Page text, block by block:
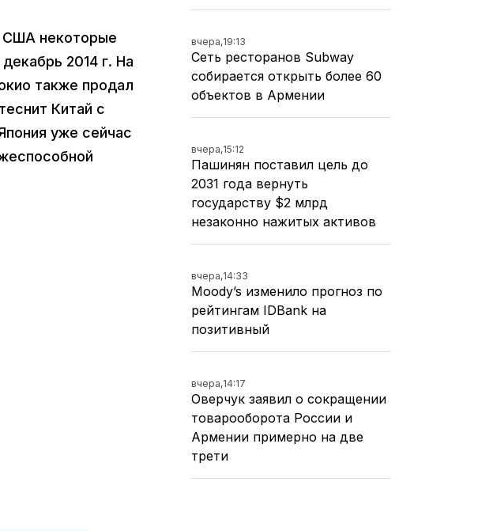
США некоторые
2014 г. На
также продал
Китай с
уже сейчас
вчера,19:13
Сеть ресторанов Subway
собирается открыть более 60
объектов в Армении
вчера,15:12
Пашинян поставил цель до
2031 года вернуть
государству $2 млрд
незаконно нажитых активов
вчера,14:33
Moody’s изменило прогноз по
рейтингам IDBank на
позитивный
вчера,14:17
Оверчук заявил о сокращении
товарооборота России и
Армении примерно на две
трети